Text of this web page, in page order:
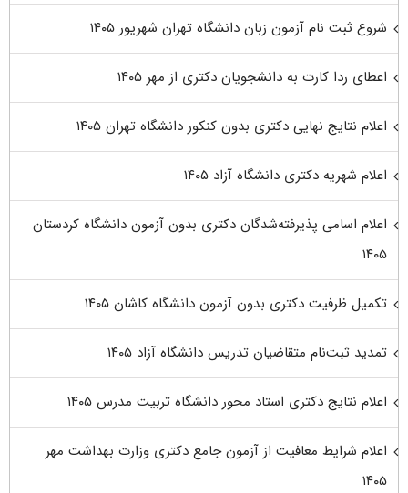
شروع ثبت نام آزمون زبان دانشگاه تهران شهریور ۱۴۰۵
اعطای ردا کارت به دانشجویان دکتری از مهر ۱۴۰۵
اعلام نتایج نهایی دکتری بدون کنکور دانشگاه تهران ۱۴۰۵
اعلام شهریه دکتری دانشگاه آزاد ۱۴۰۵
اعلام اسامی پذیرفته‌شدگان دکتری بدون آزمون دانشگاه کردستان
۱۴۰۵
تکمیل ظرفیت دکتری بدون آزمون دانشگاه کاشان ۱۴۰۵
تمدید ثبت‌نام متقاضیان تدریس دانشگاه آزاد ۱۴۰۵
اعلام نتایج دکتری استاد محور دانشگاه تربیت مدرس ۱۴۰۵
اعلام شرایط معافیت از آزمون جامع دکتری وزارت بهداشت مهر
۱۴۰۵